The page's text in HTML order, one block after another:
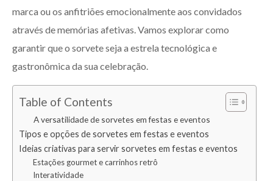
marca ou os anfitriões emocionalmente aos convidados
através de memórias afetivas. Vamos explorar como
garantir que o sorvete seja a estrela tecnológica e
gastronômica da sua celebração.
Table of Contents
A versatilidade de sorvetes em festas e eventos
Tipos e opções de sorvetes em festas e eventos
Ideias criativas para servir sorvetes em festas e eventos
Estações gourmet e carrinhos retrô
Interatividade